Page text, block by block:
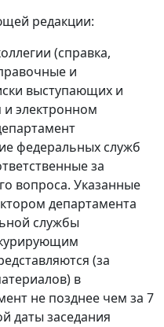
редакции:
(справка,
и
выступающих и
электронном
федеральных служб
за
вопроса. Указанные
департамента
службы
(за
в
не позднее чем за 7
даты заседания